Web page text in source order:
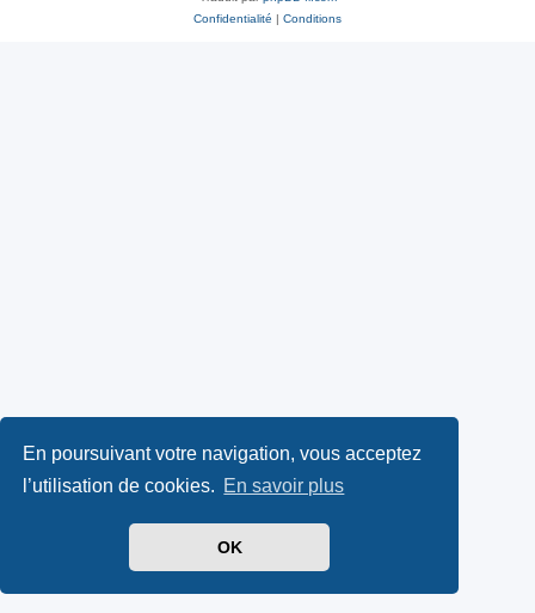
En poursuivant votre navigation, vous acceptez
l’utilisation de cookies. En savoir plus
OK
Confidentialité | Conditions